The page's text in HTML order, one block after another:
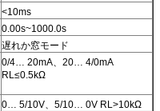
<10ms
0.00s~1000.0s
遅れか窓モード
0/4… 20mA、20… 4/0mA
RL≤0.5kΩ
0… 5/10V、5/10… 0V RL>10kΩ